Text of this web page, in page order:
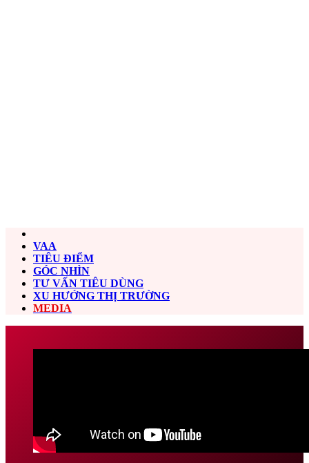
VAA
TIÊU ĐIỂM
GÓC NHÌN
TƯ VẤN TIÊU DÙNG
XU HƯỚNG THỊ TRƯỜNG
MEDIA